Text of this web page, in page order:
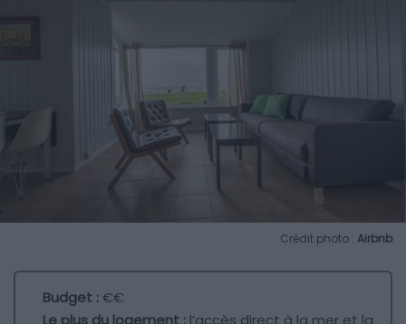
Crédit photo : Airbnb
Budget :€€